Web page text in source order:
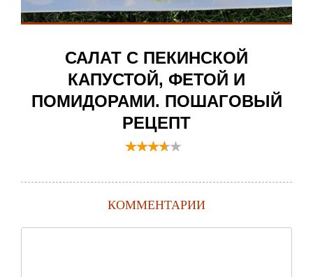
САЛАТ С ПЕКИНСКОЙ
КАПУСТОЙ, ФЕТОЙ И
ПОМИДОРАМИ. ПОШАГОВЫЙ
РЕЦЕПТ
КОММЕНТАРИИ